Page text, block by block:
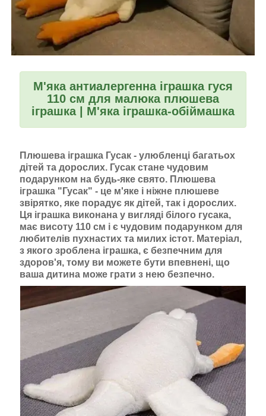
М'яка антиалергенна іграшка гуся
110 см для малюка плюшева
іграшка | М'яка іграшка-обіймашка
Плюшева іграшка Гусак - улюбленці багатьох
дітей та дорослих. Гусак стане чудовим
подарунком на будь-яке свято. Плюшева
іграшка "Гусак" - це м'яке і ніжне плюшеве
звірятко, яке порадує як дітей, так і дорослих.
Ця іграшка виконана у вигляді білого гусака,
має висоту 110 см і є чудовим подарунком для
любителів пухнастих та милих істот. Матеріал,
з якого зроблена іграшка, є безпечним для
здоров'я, тому ви можете бути впевнені, що
ваша дитина може грати з нею безпечно.